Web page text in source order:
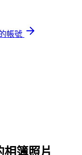
帳號
相簿照片